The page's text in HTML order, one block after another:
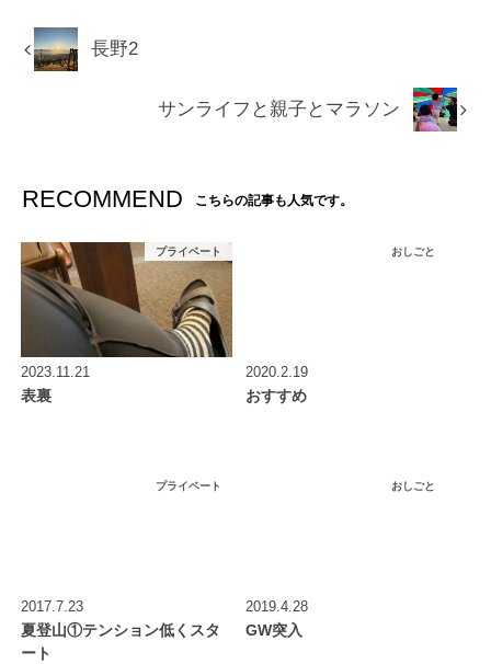
長野2
サンライフと親子とマラソン
RECOMMEND こちらの記事も人気です。
プライベート
2023.11.21
表裏
おしごと
2020.2.19
おすすめ
プライベート
2017.7.23
夏登山①テンション低くスタ
ート
おしごと
2019.4.28
GW突入